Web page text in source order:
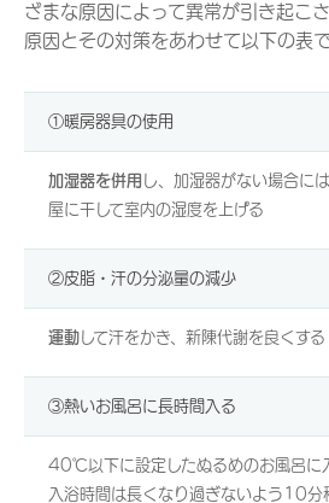
ざまな原因によって異常が引き起こ
原因とその対策をあわせて以下の表
①暖房器具の使用
加湿器を併用 し、加湿器がない場合に
屋に干して室内の湿度を上げる
②皮脂・汗の分泌量の減少
運動して汗をかき、新陳代謝を良くする
③熱いお風呂に長時間入る
40℃以下に設定したぬるめのお風呂に
入浴時間は長くなり過ぎないよう10分